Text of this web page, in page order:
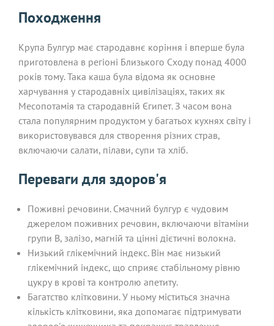
Походження
Крупа Булгур має стародавнє коріння і вперше була
приготовлена в регіоні Близького Сходу понад 4000
років тому. Така каша була відома як основне
харчування у стародавніх цивілізаціях, таких як
Месопотамія та стародавній Єгипет. З часом вона
стала популярним продуктом у багатьох кухнях світу і
використовувався для створення різних страв,
включаючи салати, пілави, супи та хліб.
Переваги для здоров'я
Поживні речовини. Смачний булгур є чудовим
джерелом поживних речовин, включаючи вітаміни
групи В, залізо, магній та цінні дієтичні волокна.
Низький глікемічний індекс. Він має низький
глікемічний індекс, що сприяє стабільному рівню
цукру в крові та контролю апетиту.
Багатство клітковини. У ньому міститься значна
кількість клітковини, яка допомагає підтримувати